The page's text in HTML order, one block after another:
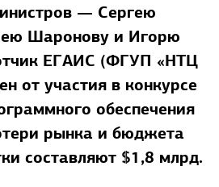
— Сергею
Шаронову и Игорю
ЕГАИС (ФГУП «НТЦ
от участия в конкурсе
обеспечения
рынка и бюджета
составляют $1,8 млрд.